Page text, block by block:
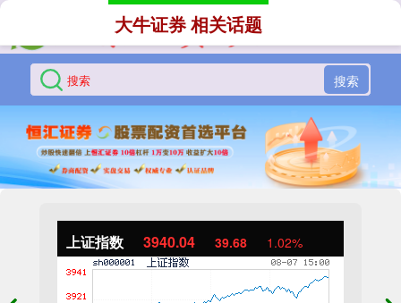
搜索
上证指数 3940.04 39.68 1.02%
大牛证券 相关话题